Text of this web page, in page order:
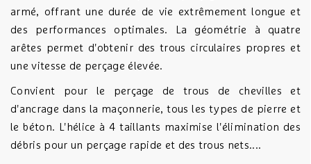
armé, offrant une durée de vie extrêmement longue et
des performances optimales. La géométrie à quatre
arêtes permet d'obtenir des trous circulaires propres et
une vitesse de perçage élevée.
Convient pour le perçage de trous de chevilles et
d'ancrage dans la maçonnerie, tous les types de pierre et
le béton. L'hélice à 4 taillants maximise l'élimination des
débris pour un perçage rapide et des trous nets....